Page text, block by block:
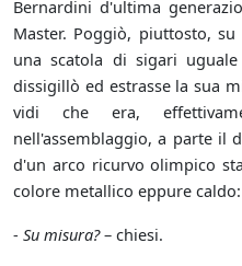
Bernardini d'ultima
Master. Poggiò, piuttosto,
una scatola di sigari
dissigillò ed estrasse la sua
vidi che era,
nell'assemblaggio, a parte il
d'un arco ricurvo olimpico
colore metallico eppure
- Su misura?– chiesi.